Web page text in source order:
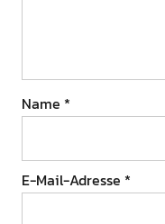
Name *
E-Mail-Adresse *